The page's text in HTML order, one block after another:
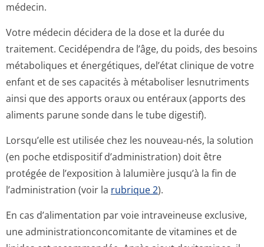
médecin.
Votre médecin décidera de la dose et la durée du
traitement. Cecidépendra de l’âge, du poids, des besoins
métaboliques et énergétiques, del’état clinique de votre
enfant et de ses capacités à métaboliser lesnutriments
ainsi que des apports oraux ou entéraux (apports des
aliments parune sonde dans le tube digestif).
Lorsqu’elle est utilisée chez les nouveau-nés, la solution
(en poche etdispositif d’administration) doit être
protégée de l’exposition à lalumière jusqu’à la fin de
l’administration (voir la rubrique 2).
En cas d’alimentation par voie intraveineuse exclusive,
une administration­concomitante de vitamines et de